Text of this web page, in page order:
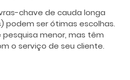
chave de cauda longa
podem ser ótimas escolhas.
menor, mas têm
o serviço de seu cliente.